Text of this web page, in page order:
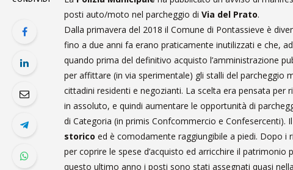
posti auto/moto nel parcheggio di Via del Prato.
Dalla primavera del 2018 il Comune di Pontassieve è
fino a due anni fa erano praticamente inutilizzati e che,
quando prima del definitivo acquisto l’amministrazione
per affittare (in via sperimentale) gli stalli del parcheggio
cittadini residenti e negozianti. La scelta era pensata per
in assoluto, e quindi aumentare le opportunità di
di Categoria (in primis Confcommercio e Confesercenti).
storico ed è comodamente raggiungibile a piedi. Dopo
per coprire le spese d’acquisto ed arricchire il
questo ultimo anno i posti sono stati assegnati quasi